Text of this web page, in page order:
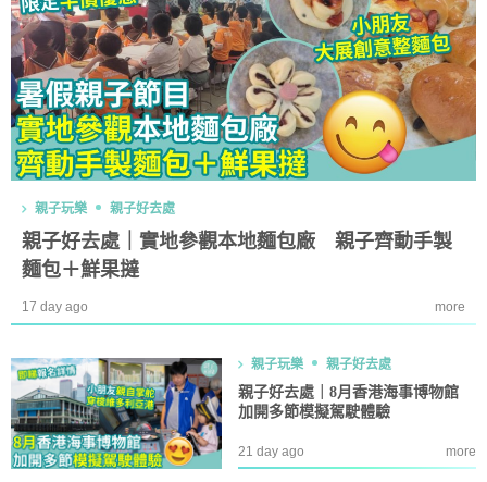
親子玩樂 親子好去處
親子好去處｜實地參觀本地麵包廠 親子齊動手製
麵包＋鮮果撻
17 day ago more
親子玩樂 親子好去處
親子好去處｜8月香港海事博物館
加開多節模擬駕駛體驗
21 day ago more